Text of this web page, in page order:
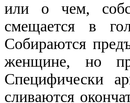
или о чем,
смещается в
Собираются
женщине, но
Специфически
сливаются